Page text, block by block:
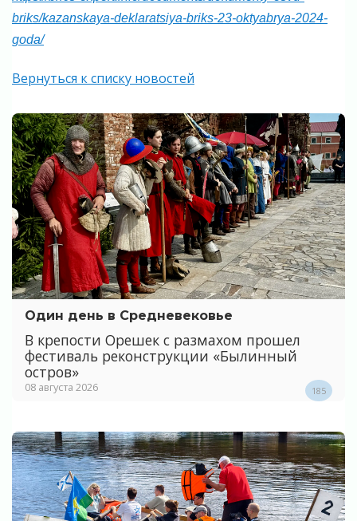
briks/kazanskaya-deklaratsiya-briks-23-oktyabrya-2024-
goda/
Вернуться к списку новостей
Один день в Средневековье
В крепости Орешек с размахом прошел
фестиваль реконструкции «Былинный
остров»
08 августа 2026 185